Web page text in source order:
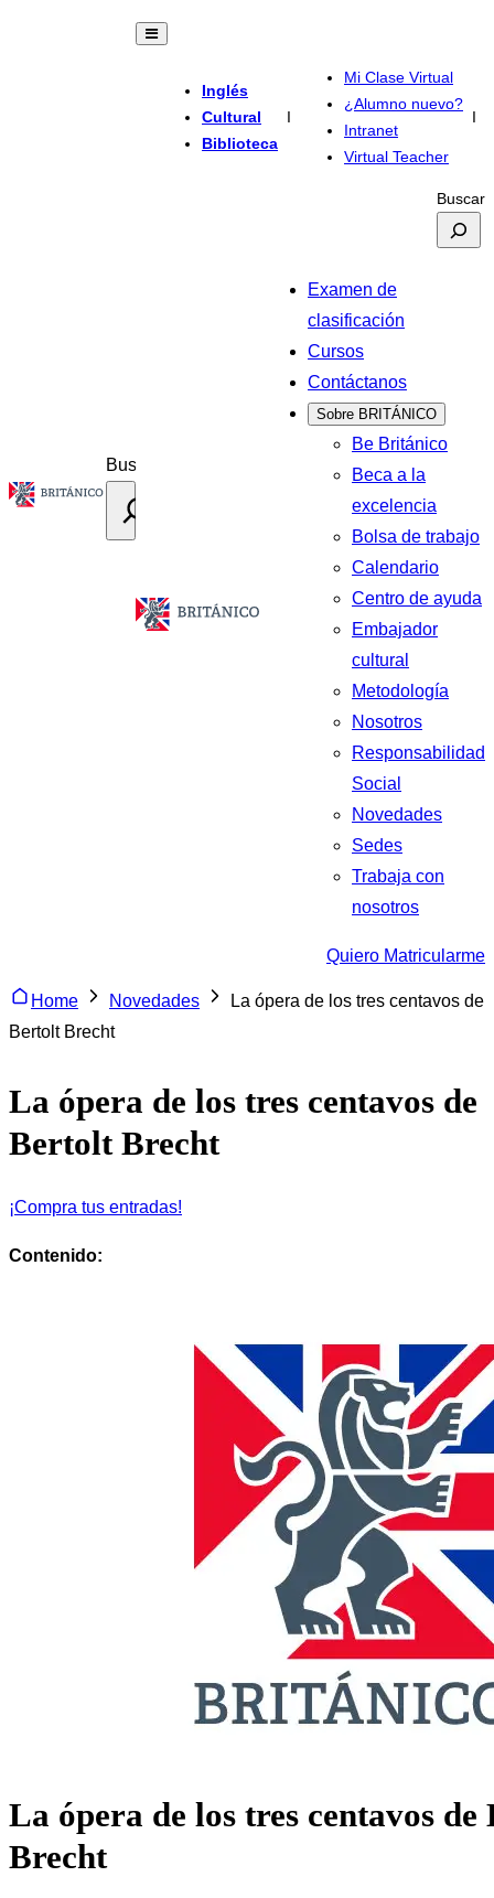
Buscar
Inglés
Cultural
Biblioteca
I
Mi Clase Virtual
¿Alumno nuevo?
Intranet
Virtual Teacher
I
Buscar
Examen de
clasificación
Cursos
Contáctanos
Sobre BRITÁNICO
Be Británico
Beca a la
excelencia
Bolsa de trabajo
Calendario
Centro de ayuda
Embajador
cultural
Metodología
Nosotros
Responsabilidad
Social
Novedades
Sedes
Trabaja con
nosotros
Quiero Matricularme
Home Novedades
La ópera de los tres centavos de
Bertolt Brecht
La ópera de los tres centavos de
Bertolt Brecht
¡Compra tus entradas!
Contenido:
La ópera de los tres centavos
Brecht